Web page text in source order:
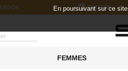
TWITTER
FEMMES
En poursuivant sur ce